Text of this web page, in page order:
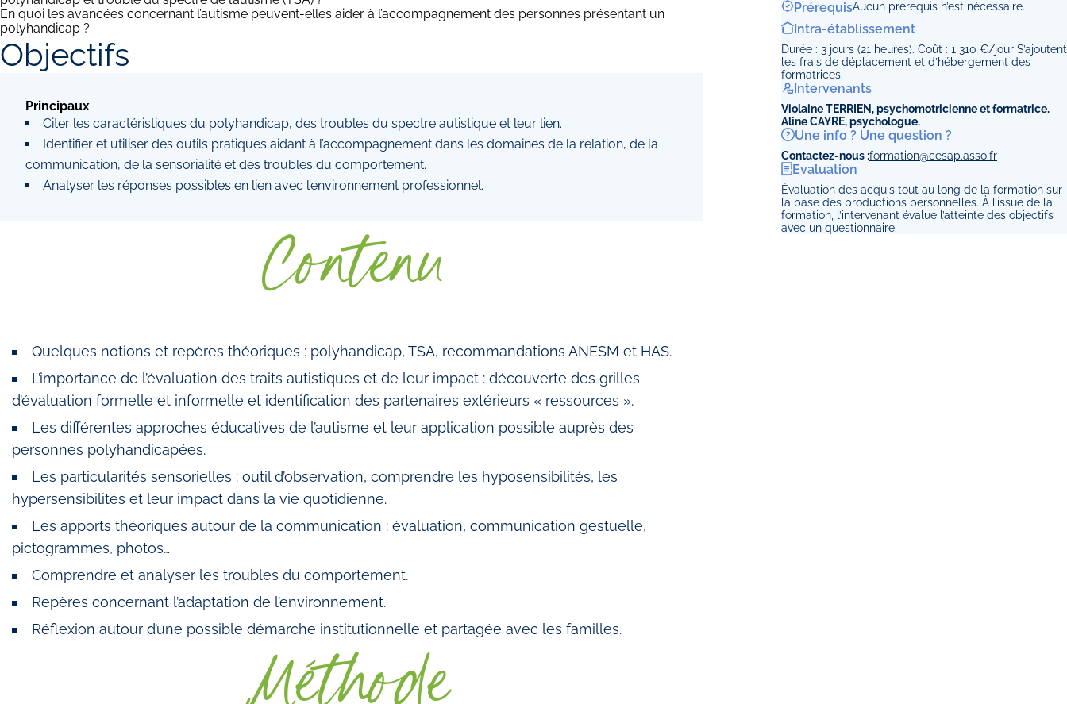
En quoi les avancées concernant l’autisme peuvent-elles aider à l’accompagnement des personnes présentant un
polyhandicap ?
Objectifs
Principaux
Citer les caractéristiques du polyhandicap, des troubles du spectre autistique et leur lien.
Identifier et utiliser des outils pratiques aidant à l’accompagnement dans les domaines de la relation, de la
communication, de la sensorialité et des troubles du comportement.
Analyser les réponses possibles en lien avec l’environnement professionnel.
Contenu
Quelques notions et repères théoriques : polyhandicap, TSA, recommandations ANESM et HAS.
L’importance de l’évaluation des traits autistiques et de leur impact : découverte des grilles
d’évaluation formelle et informelle et identification des partenaires extérieurs « ressources ».
Les différentes approches éducatives de l’autisme et leur application possible auprès des
personnes polyhandicapées.
Les particularités sensorielles : outil d’observation, comprendre les hyposensibilités, les
hypersensibilités et leur impact dans la vie quotidienne.
Les apports théoriques autour de la communication : évaluation, communication gestuelle,
pictogrammes, photos…
Comprendre et analyser les troubles du comportement.
Repères concernant l’adaptation de l’environnement.
Réflexion autour d’une possible démarche institutionnelle et partagée avec les familles.
PrérequisAucun prérequis n’est nécessaire.
Intra-établissement
Durée : 3 jours (21 heures). Coût : 1 310 €/jour S’ajoutent
les frais de déplacement et d’hébergement des
formatrices.
Intervenants
Violaine TERRIEN, psychomotricienne et formatrice.
Aline CAYRE, psychologue.
Une info ? Une question ?
Contactez-nous :formation@cesap.asso.fr
Evaluation
Évaluation des acquis tout au long de la formation sur
la base des productions personnelles. À l’issue de la
formation, l’intervenant évalue l’atteinte des objectifs
avec un questionnaire.